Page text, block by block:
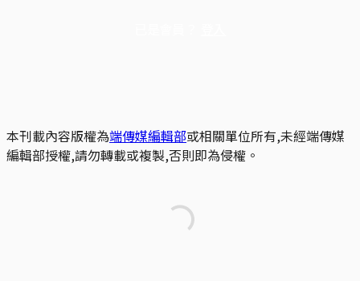
本刊載內容版權為端傳媒編輯部或相關單位所有,未經端傳媒
編輯部授權,請勿轉載或複製,否則即為侵權。